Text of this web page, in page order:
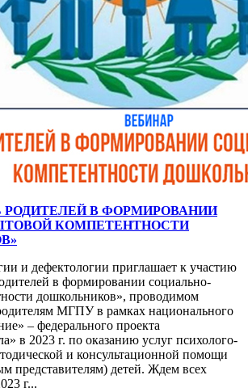
РОДИТЕЛЕЙ В ФОРМИРОВАНИИ
КОМПЕТЕНТНОСТИ
и дефектологии приглашает к участию
в формировании социально-
дошкольников», проводимом
МГПУ в рамках национального
– федерального проекта
в 2023 г. по оказанию услуг психолого-
и консультационной помощи
представителям) детей. Ждем всех
г...